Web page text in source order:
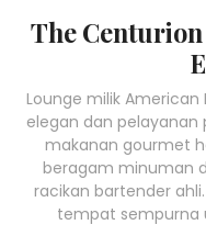
The
Lounge milik American
elegan dan
makanan gourmet
beragam minuman
racikan bartender
tempat sempurna